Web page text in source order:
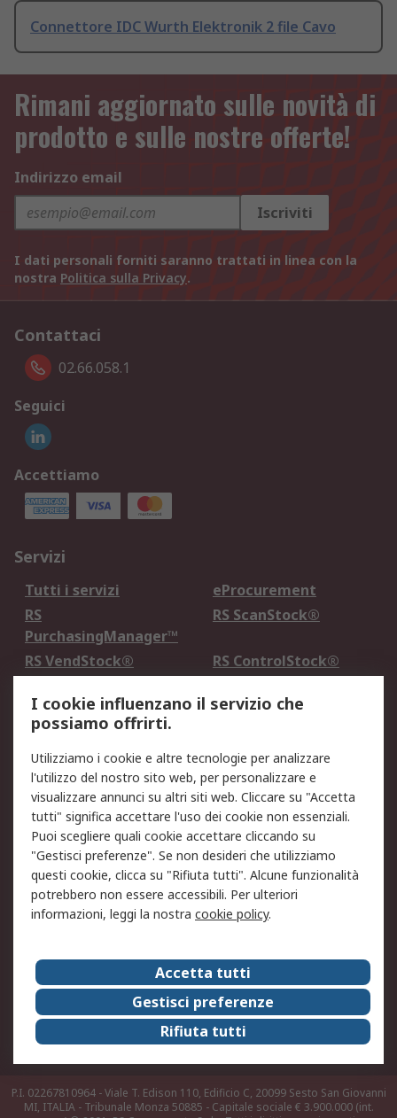
Connettore IDC Wurth Elektronik 2 file Cavo
Rimani aggiornato sulle novità di
prodotto e sulle nostre offerte!
Indirizzo email
Iscriviti
I dati personali forniti saranno trattati in linea con la
nostra Politica sulla Privacy.
Contattaci
02.66.058.1
Seguici
Accettiamo
Servizi
Tutti i servizi
eProcurement
RS
PurchasingManager™
RS ScanStock®
RS VendStock®
RS ControlStock®
Legale
Informativa Cookie
Informativa Privacy -
Aggiornata
Email Security
Termini d'uso
Condizioni di vendita
Condizioni generali di
servizio
Etica e responsabilità
Chi Siamo
Chi Siamo
Contattaci
Supporto
ESG
Carriere
RS Group
Press Centre
Discovery: il Blog di RS
P.I. 02267810964 - Viale T. Edison 110, Edificio C, 20099 Sesto San Giovanni
MI, ITALIA - Tribunale Monza 50885 - Capitale sociale € 3.900.000 (int.
I cookie influenzano il servizio che
possiamo offrirti.
Utilizziamo i cookie e altre tecnologie per analizzare
l'utilizzo del nostro sito web, per personalizzare e
visualizzare annunci su altri siti web. Cliccare su "Accetta
tutti" significa accettare l'uso dei cookie non essenziali.
Puoi scegliere quali cookie accettare cliccando su
"Gestisci preferenze". Se non desideri che utilizziamo
questi cookie, clicca su "Rifiuta tutti". Alcune funzionalità
potrebbero non essere accessibili. Per ulteriori
informazioni, leggi la nostra cookie policy.
Accetta tutti
Gestisci preferenze
Rifiuta tutti